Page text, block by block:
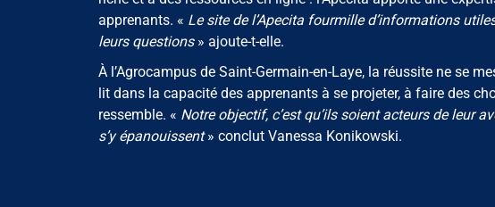
apprenants. « Le site de l’Apecita fourmille d’informations
leurs questions» ajoute-t-elle.
À l’Agrocampus de Saint-Germain-en-Laye, la réussite ne se
lit dans la capacité des apprenants à se projeter, à faire des
ressemble. « Notre objectif, c’est qu’ils soient acteurs de leur
s’y épanouissent» conclut Vanessa Konikowski.